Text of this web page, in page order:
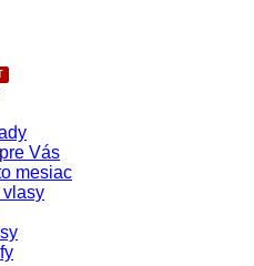
Vás
mesiac
vlasy